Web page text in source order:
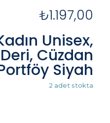
₺1.197,00
Unisex,
Cüzdan
Siyah
2 adet stokta